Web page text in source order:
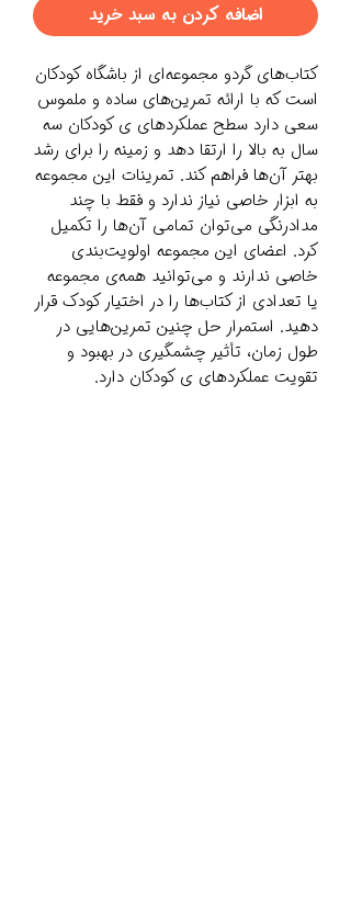
اضافه کردن به سبد خرید
کتاب‌های گردو مجموعه‌ای از باشگاه کودکان
است که با ارائه تمرین‌های ساده و ملموس
سعی دارد سطح عملکردهای ی کودکان سه
سال به بالا را ارتقا دهد و زمینه را برای رشد
بهتر آن‌ها فراهم کند. تمرینات این مجموعه
به ابزار خاصی نیاز ندارد و فقط با چند
مدادرنگی می‌توان تمامی آن‌ها را تکمیل
کرد. اعضای این مجموعه اولویت‌بندی
خاصی ندارند و می‌توانید همه‌ی مجموعه
یا تعدادی از کتاب‌ها را در اختیار کودک قرار
دهید. استمرار حل چنین تمرین‌هایی در
طول زمان، تأثیر چشمگیری در بهبود و
تقویت عملکردهای ی کودکان دارد.